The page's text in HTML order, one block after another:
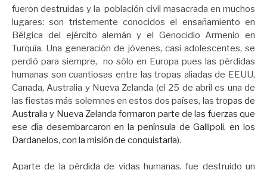
fueron destruidas y la población civil masacrada en muchos
lugares: son tristemente conocidos el ensañamiento en
Bélgica del ejército alemán y el Genocidio Armenio en
Turquía. Una generación de jóvenes, casi adolescentes, se
perdió para siempre, no sólo en Europa pues las pérdidas
humanas son cuantiosas entre las tropas aliadas de EEUU,
Canada, Australia y Nueva Zelanda (el 25 de abril es una de
las fiestas más solemnes en estos dos países, las tropas de
Australia y Nueva Zelanda formaron parte de las fuerzas que
ese día desembarcaron en la península de Gallipoli, en los
Dardanelos, con la misión de conquistarla).
Aparte de la pérdida de vidas humanas, fue destruido un